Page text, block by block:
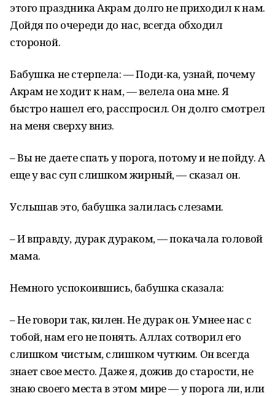
этого праздника Акрам долго не приходил к нам.
Дойдя по очереди до нас, всегда обходил
стороной.
Бабушка не стерпела: — Поди-ка, узнай, почему
Акрам не ходит к нам, — велела она мне. Я
быстро нашел его, расспросил. Он долго смотрел
на меня сверху вниз.
– Вы не даете спать у порога, потому и не пойду. А
еще у вас суп слишком жирный, — сказал он.
Услышав это, бабушка залилась слезами.
– И вправду, дурак дураком, — покачала головой
мама.
Немного успокоившись, бабушка сказала:
– Не говори так, килен. Не дурак он. Умнее нас с
тобой, нам его не понять. Аллах сотворил его
слишком чистым, слишком чутким. Он всегда
знает свое место. Даже я, дожив до старости, не
знаю своего места в этом мире — у порога ли, или